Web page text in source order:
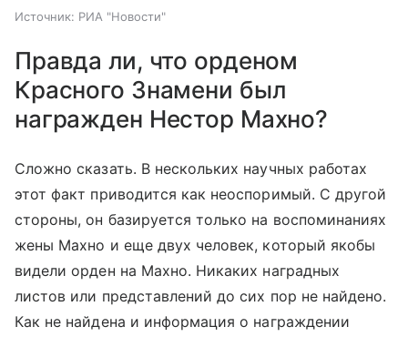
Источник: РИА "Новости"
Правда ли, что орденом
Красного Знамени был
награжден Нестор Махно?
Сложно сказать. В нескольких научных работах
этот факт приводится как неоспоримый. С другой
стороны, он базируется только на воспоминаниях
жены Махно и еще двух человек, который якобы
видели орден на Махно. Никаких наградных
листов или представлений до сих пор не найдено.
Как не найдена и информация о награждении